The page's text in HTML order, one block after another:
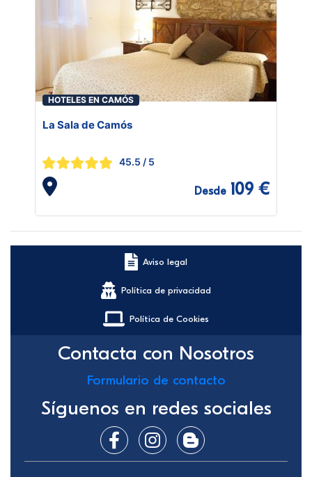
HOTELES EN CAMÓS
La Sala de Camós
45.5 / 5
Desde 109 €
Aviso legal
Política de privacidad
Política de Cookies
Contacta con Nosotros
Formulario de contacto
Síguenos en redes sociales